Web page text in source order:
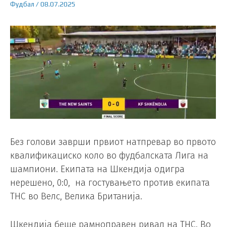
Фудбал /08.07.2025
Без голови заврши првиот натпревар во првото
квалификациско коло во фудбалската Лига на
шампиони. Екипата на Шкендија одигра
нерешено, 0:0, на гостувањето против екипата
ТНС во Велс, Велика Британија.
Шкендија беше рамноправен ривал на ТНС. Во